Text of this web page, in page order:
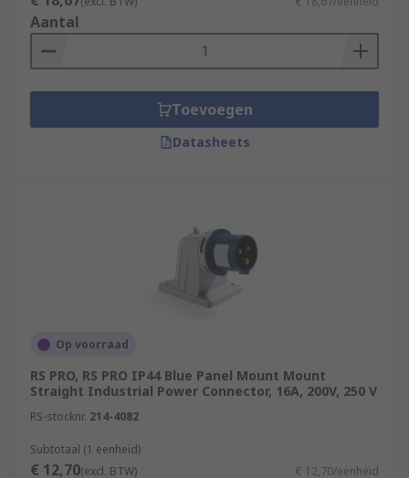
Aantal
Toevoegen
Datasheets
Op voorraad
RS PRO, RS PRO IP44 Blue Panel Mount Mount
Straight Industrial Power Connector, 16A, 200V, 250 V
RS-stocknr. 214-4082
Subtotaal (1 eenheid)
€ 12,70(excl. BTW) € 12,70/eenheid